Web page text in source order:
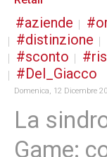
aziende
distinzione
sconto
Del_Giacco
Domenica, 12 Dicembre
La
Game: